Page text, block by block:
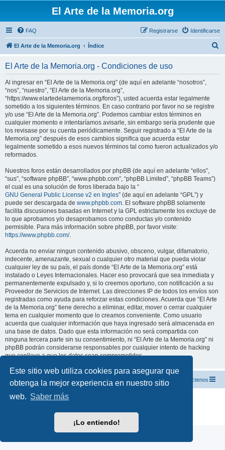
Este sitio web utiliza cookies para asegurar que
obtenga la mejor experiencia en nuestro sitio
web. Saber más
¡Lo entiendo!
El Arte de la Memoria.org
FAQ Identificarse
Registrarse
El Arte de la Memoria.org Índice
El Arte de la Memoria.org - Condiciones de uso
Al ingresar en “El Arte de la Memoria.org” (de aquí en adelante “nosotros”,
“nos”, “nuestro”, “El Arte de la Memoria.org”,
“https://www.elartedelamemoria.org/foros”), usted acuerda estar legalmente
sometido a los siguientes términos. En caso contrario por favor no se registre
y/o use “El Arte de la Memoria.org”. Podemos cambiar estos términos en
cualquier momento e intentaríamos avisarle, sin embargo sería prudente que
los revisase por su cuenta periódicamente. Seguir registrado a “El Arte de la
Memoria.org” después de esos cambios significa que acuerda estar
legalmente sometido a esos nuevos términos tal como fueron actualizados y/o
reformados.
Nuestros foros están desarrollados por phpBB (de aquí en adelante “ellos”,
“sus”, “software phpBB”, “www.phpbb.com”, “phpBB Limited”, “phpBB Teams”)
el cual es una solución de foros liberada bajo la “
GNU General Public License v2 en Ingles” (de aquí en adelante “GPL”) y
puede ser descargada de www.phpbb.com. El software phpBB solamente
facilita discusiones basadas en Internet y la GPL estrictamente los excluye de
lo que aprobamos y/o desaprobamos como conductas y/o contenido
permisible. Para más información sobre phpBB, por favor visite:
https://www.phpbb.com/.
Acuerda no enviar ningun contenido abusivo, obsceno, vulgar, difamatorio,
indecente, amenazante, sexual o cualquier otro material que pueda violar
cualquier ley de su país, el país donde “El Arte de la Memoria.org” está
instalado o Leyes Internacionales. Hacer eso provocará que sea inmediata y
permanentemente expulsado y, si lo creemos oportuno, con notificación a su
Proveedor de Servicios de Internet. Las direcciones IP de todos los envíos son
registradas como ayuda para reforzar estas condiciones. Acuerda que “El Arte
de la Memoria.org” tiene derecho a eliminar, editar, mover o cerrar cualquier
tema en cualquier momento que lo creamos conveniente. Como usuario
acuerda que cualquier información que haya ingresado será almacenada en
una base de datos. Dado que esta información no será compartida con
ninguna tercera parte sin su consentimiento, ni “El Arte de la Memoria.org” ni
phpBB podrán considerarse responsables por cualquier intento de hacking
que conlleve a que los datos sean comprometidos.
El Arte de la Memoria.org Índice Contáctenos
Desarrollado por
Condiciones